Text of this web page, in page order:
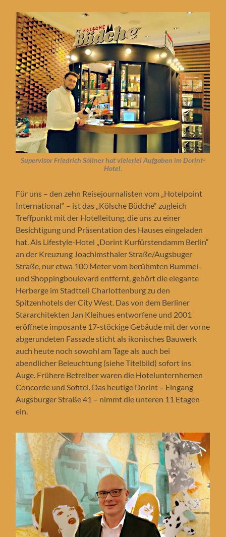
Supervisor Friedrich Söllner hat vielerlei Aufgaben im Dorint-
Hotel.
Für uns – den zehn Reisejournalisten vom „Hotelpoint
International“ – ist das „Kölsche Büdche“ zugleich
Treffpunkt mit der Hotelleitung, die uns zu einer
Besichtigung und Präsentation des Hauses eingeladen
hat. Als Lifestyle-Hotel „Dorint Kurfürstendamm Berlin“
an der Kreuzung Joachimsthaler Straße/Augsbuger
Straße, nur etwa 100 Meter vom berühmten Bummel-
und Shoppingboulevard entfernt, gehört die elegante
Herberge im Stadtteil Charlottenburg zu den
Spitzenhotels der City West. Das von dem Berliner
Stararchitekten Jan Kleihues entworfene und 2001
eröffnete imposante 17-stöckige Gebäude mit der vorne
abgerundeten Fassade sticht als ikonisches Bauwerk
auch heute noch sowohl am Tage als auch bei
abendlicher Beleuchtung (siehe Titelbild) sofort ins
Auge. Frühere Betreiber waren die Hotelunternhemen
Concorde und Sofitel. Das heutige Dorint – Eingang
Augsburger Straße 41 – nimmt die unteren 11 Etagen
ein.